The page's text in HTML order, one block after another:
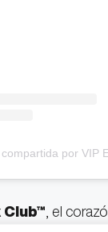
Club™ , el